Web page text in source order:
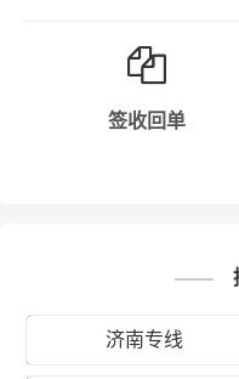
提货，凭借临沂到北川
为客户提供优质高效的
难买寸光阴”，财根临沂
电子产品、服装、机械
签收回单
济南专线